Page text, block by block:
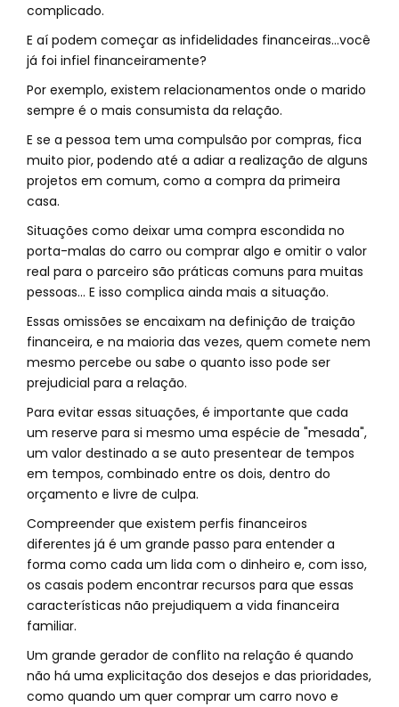
complicado.
E aí podem começar as infidelidades financeiras…você
já foi infiel financeiramente?
Por exemplo, existem relacionamentos onde o marido
sempre é o mais consumista da relação.
E se a pessoa tem uma compulsão por compras, fica
muito pior, podendo até a adiar a realização de alguns
projetos em comum, como a compra da primeira
casa.
Situações como deixar uma compra escondida no
porta-malas do carro ou comprar algo e omitir o valor
real para o parceiro são práticas comuns para muitas
pessoas… E isso complica ainda mais a situação.
Essas omissões se encaixam na definição de traição
financeira, e na maioria das vezes, quem comete nem
mesmo percebe ou sabe o quanto isso pode ser
prejudicial para a relação.
Para evitar essas situações, é importante que cada
um reserve para si mesmo uma espécie de "mesada",
um valor destinado a se auto presentear de tempos
em tempos, combinado entre os dois, dentro do
orçamento e livre de culpa.
Compreender que existem perfis financeiros
diferentes já é um grande passo para entender a
forma como cada um lida com o dinheiro e, com isso,
os casais podem encontrar recursos para que essas
características não prejudiquem a vida financeira
familiar.
Um grande gerador de conflito na relação é quando
não há uma explicitação dos desejos e das prioridades,
como quando um quer comprar um carro novo e